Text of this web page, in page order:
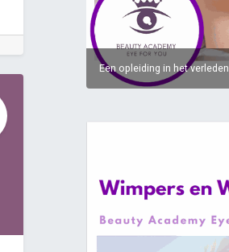
Een opleiding in het verleden